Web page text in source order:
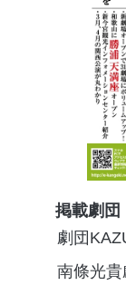
掲載劇団
劇団
南條光貴